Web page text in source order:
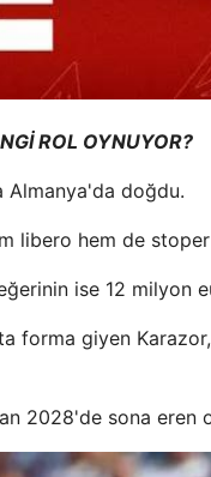
ROL OYNUYOR?
Almanya'da doğdu.
libero hem de
ise 12 milyon
forma giyen
2028'de sona eren